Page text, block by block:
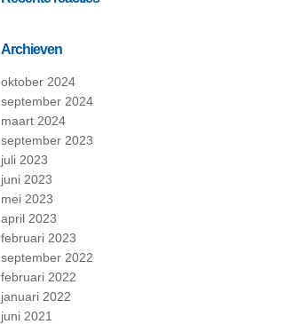
Archieven
oktober 2024
september 2024
maart 2024
september 2023
juli 2023
juni 2023
mei 2023
april 2023
februari 2023
september 2022
februari 2022
januari 2022
juni 2021